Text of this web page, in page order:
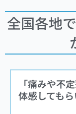
全国各地
「痛みや不
体感してもら